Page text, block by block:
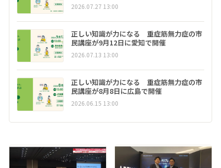
2026.07.27 13:00
正しい知識が力になる 重症筋無力症の市
民講座が9月12日に愛知で開催
2026.07.13 13:00
正しい知識が力になる 重症筋無力症の市
民講座が8月8日に広島で開催
2026.06.15 13:00